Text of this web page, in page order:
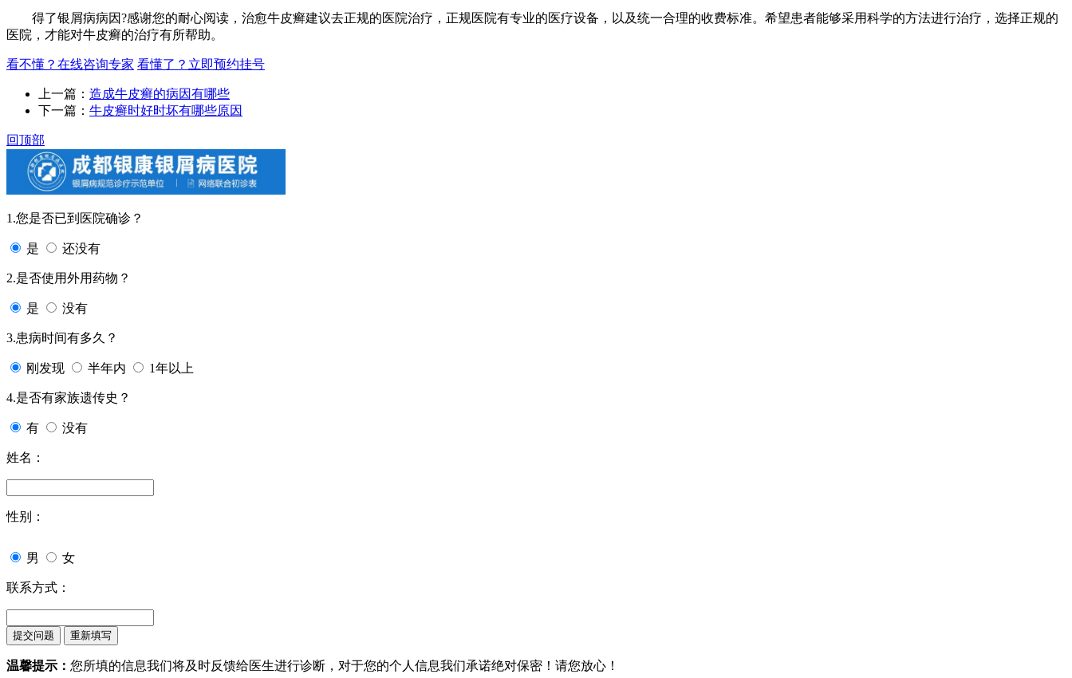
得了银屑病病因?感谢您的耐心阅读，治愈牛皮癣建议去正规的医院治疗，正规医院有专业的医疗设备，以及统一合理的收费标准。希望患者能够采用科学的方法进行治疗，选择正规的
医院，才能对牛皮癣的治疗有所帮助。
看不懂？在线咨询专家 看懂了？立即预约挂号
上一篇： 造成牛皮癣的病因有哪些
下一篇： 牛皮癣时好时坏有哪些原因
回顶部
1.您是否已到医院确诊？
是 还没有
2.是否使用外用药物？
是 没有
3.患病时间有多久？
刚发现 半年内 1年以上
4.是否有家族遗传史？
有 没有
姓名：
性别：
男 女
联系方式：
温馨提示： 您所填的信息我们将及时反馈给医生进行诊断，对于您的个人信息我们承诺绝对保密！请您放心！